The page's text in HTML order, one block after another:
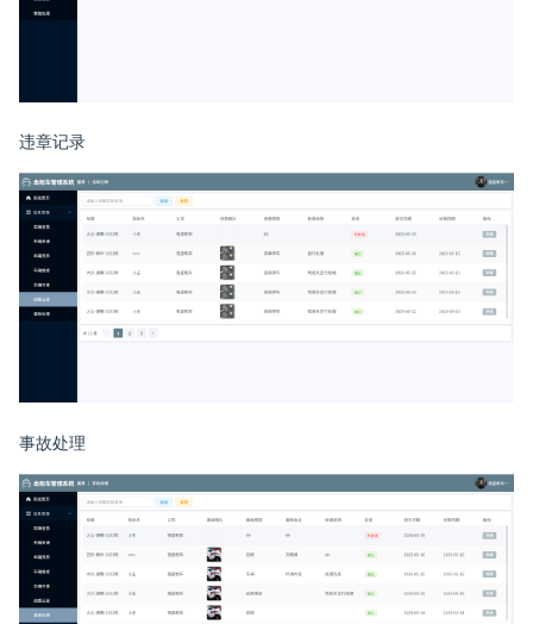
违章记录
事故处理